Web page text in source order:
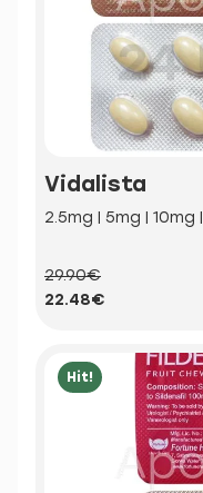
Vidalista
2.5mg | 5mg |
29.90€
22.48€
Hit!